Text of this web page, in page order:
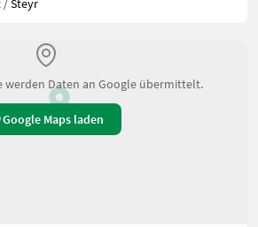
/Steyr
werden Daten an Google übermittelt.
Google Maps laden